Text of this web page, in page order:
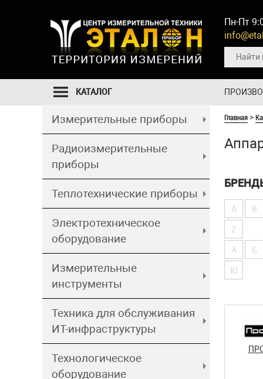
Пн-Пт
КАТАЛОГ
Измерительные приборы
Радиоизмерительные
приборы
Теплотехнические приборы
Электротехническое
оборудование
Измерительные
инструменты
Техника для обслуживания
ИТ-инфраструктуры
Технологическое
оборудование
Главная >
A B
Z
А Б
Ю